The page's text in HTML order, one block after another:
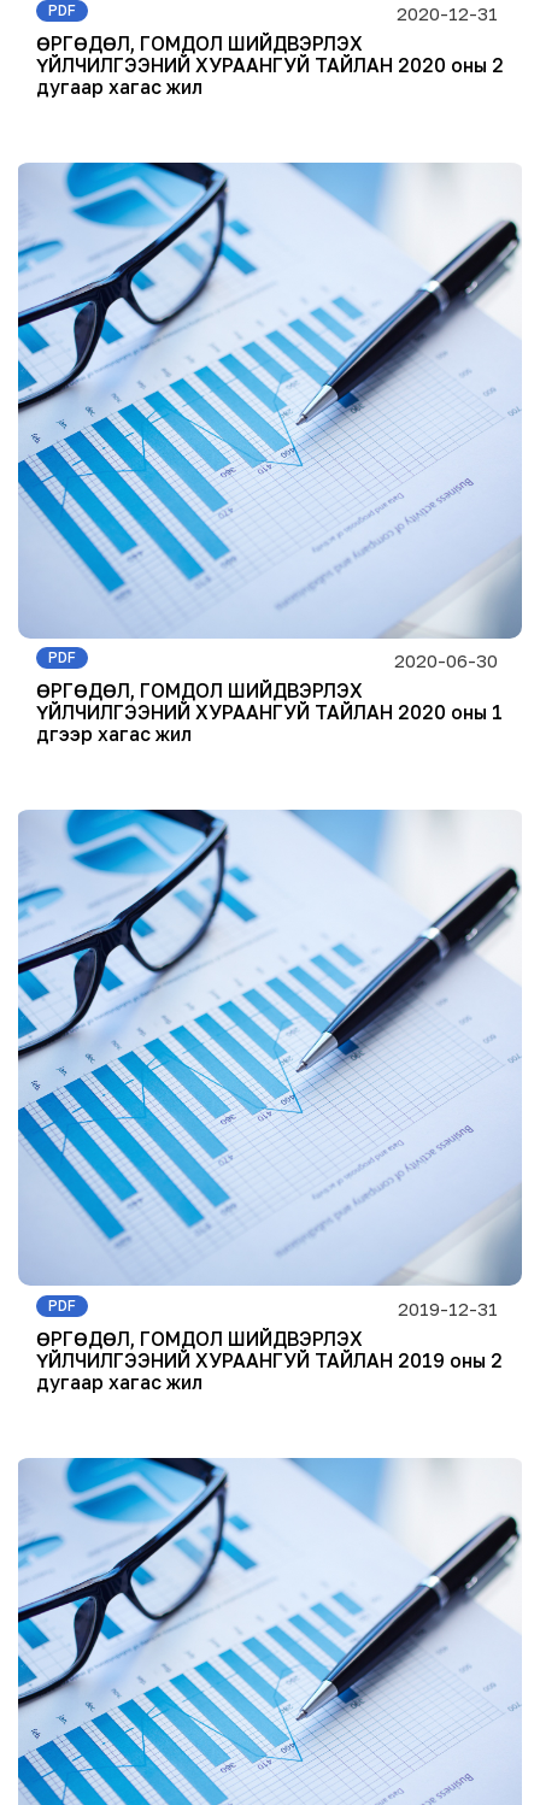
PDF
2020-12-31
ӨРГӨДӨЛ, ГОМДОЛ ШИЙДВЭРЛЭХ
ҮЙЛЧИЛГЭЭНИЙ ХУРААНГУЙ ТАЙЛАН 2020 оны 2
дугаар хагас жил
PDF
2020-06-30
ӨРГӨДӨЛ, ГОМДОЛ ШИЙДВЭРЛЭХ
ҮЙЛЧИЛГЭЭНИЙ ХУРААНГУЙ ТАЙЛАН 2020 оны 1
дүгээр хагас жил
PDF
2019-12-31
ӨРГӨДӨЛ, ГОМДОЛ ШИЙДВЭРЛЭХ
ҮЙЛЧИЛГЭЭНИЙ ХУРААНГУЙ ТАЙЛАН 2019 оны 2
дугаар хагас жил